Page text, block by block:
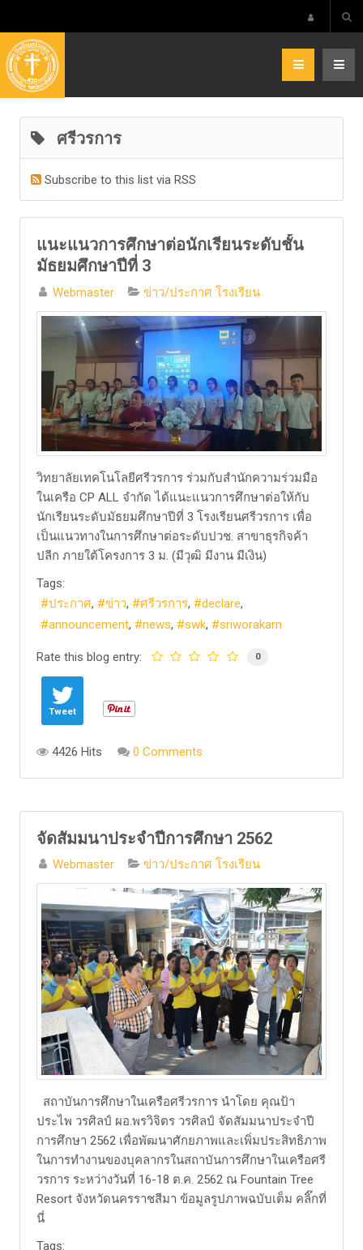
ศรีวรการ
Subscribe to this list via RSS
แนะแนวการศึกษาต่อนักเรียนระดับชั้น
มัธยมศึกษาปีที่ 3
Webmaster ข่าว/ประกาศ โรงเรียน
วิทยาลัยเทคโนโลยีศรีวรการ ร่วมกับสำนักความร่วมมือ
ในเครือ CP ALL จำกัด ได้แนะแนวการศึกษาต่อให้กับ
นักเรียนระดับมัธยมศึกษาปีที่ 3 โรงเรียนศรีวรการ เพื่อ
เป็นแนวทางในการศึกษาต่อระดับปวช. สาขาธุรกิจค้า
ปลีก ภายใต้โครงการ 3 ม. (มีวุฒิ มีงาน มีเงิน)
Tags:
ประกาศ
ข่าว ศรีวรการ
declare
announcement
news swk sriworakarn
Rate this blog entry: 0
Tweet
4426 Hits 0 Comments
จัดสัมมนาประจำปีการศึกษา 2562
Webmaster ข่าว/ประกาศ โรงเรียน
สถาบันการศึกษาในเครือศรีวรการ นำโดย คุณป้า
ประไพ วรศิลป์ ผอ.พรวิจิตร วรศิลป์ จัดสัมมนาประจำปี
การศึกษา 2562 เพื่อพัฒนาศักยภาพและเพิ่มประสิทธิภาพ
ในการทำงานของบุคลากรในสถาบันการศึกษาในเครือศรี
วรการ ระหว่างวันที่ 16-18 ต.ค. 2562 ณ Fountain Tree
Resort จังหวัดนครราชสีมา ข้อมูลรูปภาพฉบับเต็ม คลิ๊กที่
นี่
Tags: